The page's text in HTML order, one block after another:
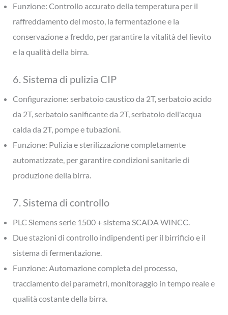
Funzione: Controllo accurato della temperatura per il
raffreddamento del mosto, la fermentazione e la
conservazione a freddo, per garantire la vitalità del lievito
e la qualità della birra.
6. Sistema di pulizia CIP
Configurazione: serbatoio caustico da 2T, serbatoio acido
da 2T, serbatoio sanificante da 2T, serbatoio dell'acqua
calda da 2T, pompe e tubazioni.
Funzione: Pulizia e sterilizzazione completamente
automatizzate, per garantire condizioni sanitarie di
produzione della birra.
7. Sistema di controllo
PLC Siemens serie 1500 + sistema SCADA WINCC.
Due stazioni di controllo indipendenti per il birrificio e il
sistema di fermentazione.
Funzione: Automazione completa del processo,
tracciamento dei parametri, monitoraggio in tempo reale e
qualità costante della birra.